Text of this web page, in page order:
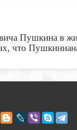
Пушкина в